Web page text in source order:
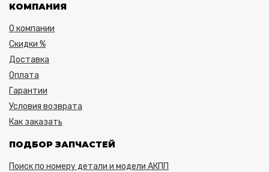
КОМПАНИЯ
О компании
Скидки %
Доставка
Оплата
Гарантии
Условия возврата
Как заказать
ПОДБОР ЗАПЧАСТЕЙ
Поиск по номеру детали и модели АКПП